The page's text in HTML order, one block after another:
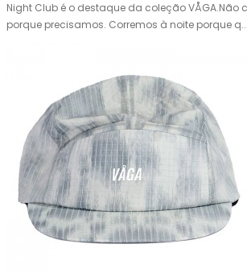
Night Club é o destaque da coleção VÅGA.Não
porque precisamos. Corremos à noite porque q..